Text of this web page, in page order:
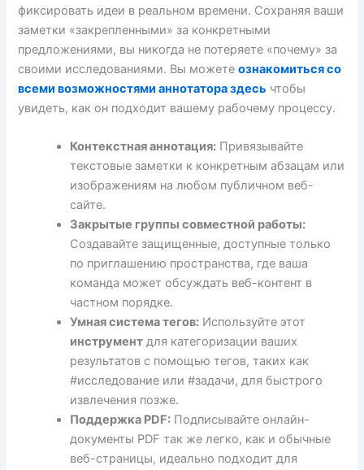
фиксировать идеи в реальном времени. Сохраняя ваши
заметки «закрепленными» за конкретными
предложениями, вы никогда не потеряете «почему» за
своими исследованиями. Вы можетеознакомиться со
всеми возможностями аннотатора здесь чтобы
увидеть, как он подходит вашему рабочему процессу.
Контекстная аннотация: Привязывайте
текстовые заметки к конкретным абзацам или
изображениям на любом публичном веб-
сайте.
Закрытые группы совместной работы:
Создавайте защищенные, доступные только
по приглашению пространства, где ваша
команда может обсуждать веб-контент в
частном порядке.
Умная система тегов: Используйте этот
инструмент для категоризации ваших
результатов с помощью тегов, таких как
#исследование или #задачи, для быстрого
извлечения позже.
Поддержка PDF: Подписывайте онлайн-
документы PDF так же легко, как и обычные
веб-страницы, идеально подходит для